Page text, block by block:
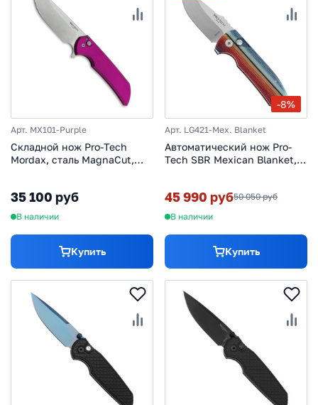
Арт. MX101-Purple
Складной нож Pro-Tech
Mordax, сталь MagnaCut,
35 100 руб
В наличии
Купить
-8%
Арт. LG421-Mex. Blanket
Автоматический нож Pro-
Tech SBR Mexican Blanket,
45 990 руб50 050 руб
В наличии
Купить